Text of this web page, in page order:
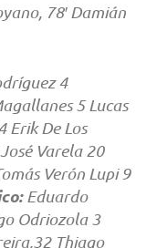
78′ Damián
4
5 Lucas
Erik De Los
Varela 20
Verón Lupi 9
Eduardo
Odriozola 3
Thiago